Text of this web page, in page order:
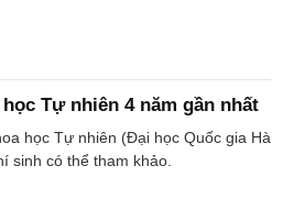
Tự nhiên 4 năm gần nhất
học Tự nhiên (Đại học Quốc gia Hà
sinh có thể tham khảo.